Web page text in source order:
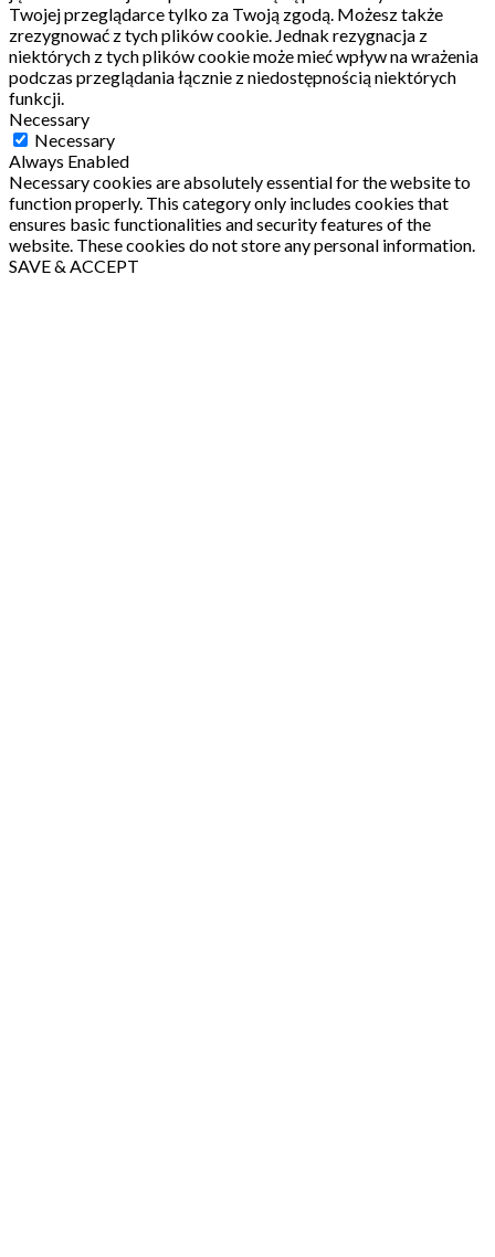
Twojej przeglądarce tylko za Twoją zgodą. Możesz także
zrezygnować z tych plików cookie. Jednak rezygnacja z
niektórych z tych plików cookie może mieć wpływ na wrażenia
podczas przeglądania łącznie z niedostępnością niektórych
funkcji.
Necessary
Necessary
Always Enabled
Necessary cookies are absolutely essential for the website to
function properly. This category only includes cookies that
ensures basic functionalities and security features of the
website. These cookies do not store any personal information.
SAVE & ACCEPT